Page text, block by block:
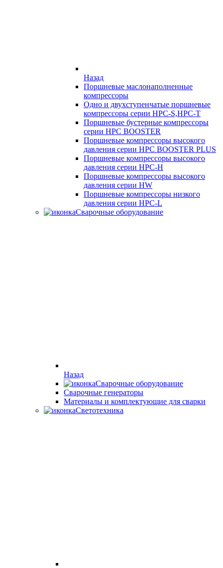
Назад
Поршневые маслонаполненные
компрессоры
Одно и двухступенчатые поршневые
компрессоры серии HPC-S,HPC-T
Поршневые бустерные компрессоры
серии HPC BOOSTER
Поршневые компрессоры высокого
давления серии HPC BOOSTER PLUS
Поршневые компрессоры высокого
давления серии HPC-H
Поршневые компрессоры высокого
давления серии HW
Поршневые компрессоры низкого
давления серии HPC-L
Сварочные оборудование
Назад
Сварочные оборудование
Cварочные генераторы
Материалы и комплектующие для сварки
Светотехника